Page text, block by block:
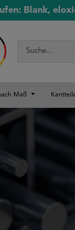
Blank,
Maß